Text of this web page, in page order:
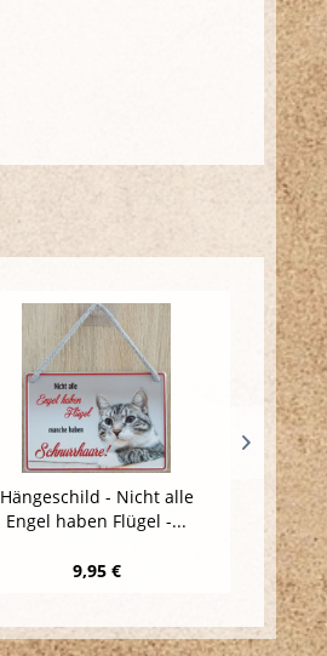
Hängeschild - Nicht alle
Engel haben Flügel -...
9,95 €